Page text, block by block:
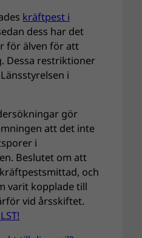
kräftpest i
dess har det
för älven för att
Dessa restriktioner
i
gör
att det inte
i
Beslutet om att
och
varit kopplade till
vid årsskiftet.